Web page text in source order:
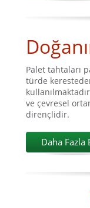
Palet tahtaları
türde
ve çevresel
dirençlidir.
Daha Fazla